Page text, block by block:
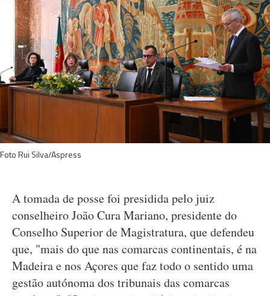
Foto Rui Silva/Aspress
A tomada de posse foi presidida pelo juiz
conselheiro João Cura Mariano, presidente do
Conselho Superior de Magistratura, que defendeu
que, "mais do que nas comarcas continentais, é na
Madeira e nos Açores que faz todo o sentido uma
gestão autónoma dos tribunais das comarcas